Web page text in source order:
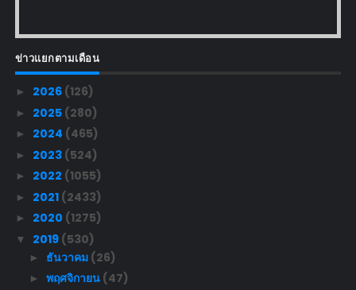
ข่าวแยกตามเดือน
► 2026 (126)
► 2025 (280)
► 2024 (465)
► 2023 (524)
► 2022 (1055)
► 2021 (2433)
► 2020 (1275)
▼ 2019 (530)
► ธันวาคม (26)
► พฤศจิกายน (47)